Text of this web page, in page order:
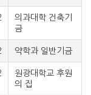
의과대학 건축기
금
약학과 일반기금
원광대학교 후원
의 집